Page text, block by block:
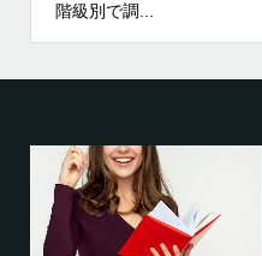
階級別で調...